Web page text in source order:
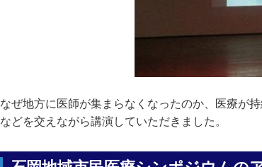
なぜ地方に医師が集まらなくなったのか、医療が
などを交えながら講演していただきました。